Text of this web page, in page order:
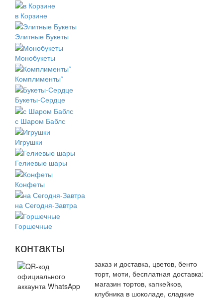
в Корзине
Элитные Букеты
Монобукеты
Комплименты*
Букеты-Сердце
с Шаром Баблс
Игрушки
Гелиевые шары
Конфеты
на Сегодня-Завтра
Горшечные
контакты
заказ и доставка, цветов, бенто
торт, моти, бесплатная доставка:
магазин тортов, капкейков,
клубника в шоколаде, сладкие